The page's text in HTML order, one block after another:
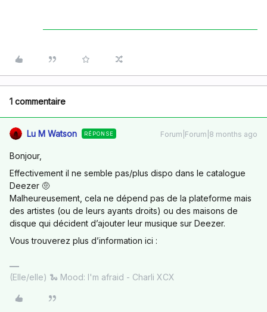
1 commentaire
Lu M Watson RÉPONSE Forum|Forum|8 months ago
Bonjour,
Effectivement il ne semble pas/plus dispo dans le catalogue
Deezer 🤨
Malheureusement, cela ne dépend pas de la plateforme mais
des artistes (ou de leurs ayants droits) ou des maisons de
disque qui décident d’ajouter leur musique sur Deezer.
Vous trouverez plus d’information ici :
(Elle/elle) 🐍 Mood: I'm afraid - Charli XCX